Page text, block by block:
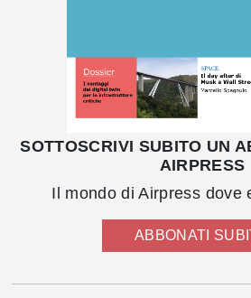
SOTTOSCRIVI SUBITO UN
AIRPRESS
Il mondo di Airpress dove
ABBONATI